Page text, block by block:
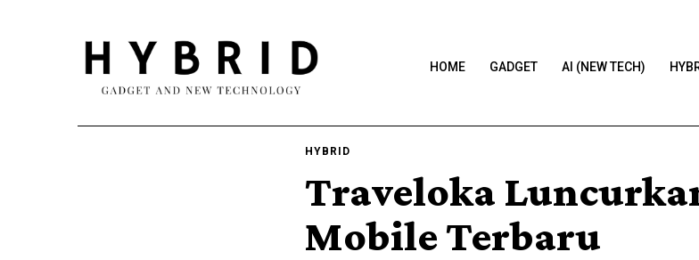
HOME GADGET AI (NEW TECH)
HYBRID
Traveloka
Mobile Terbaru